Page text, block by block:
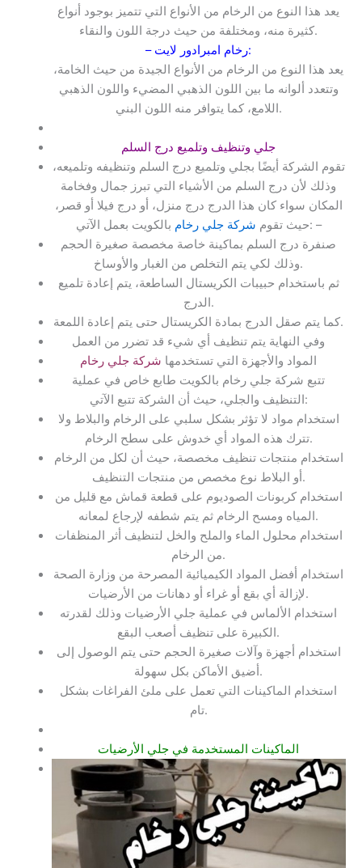
يعد هذا النوع من الرخام من الأنواع التي تتميز بوجود أنواع
كثيرة منه، ومختلفة من حيث درجة اللون والنقاء.
– رخام امبرادور لايت:
يعد هذا النوع من الرخام من الأنواع الجيدة من حيث الخامة،
وتتعدد ألوانه ما بين اللون الذهبي المضيء واللون الذهبي
اللامع، كما يتوافر منه اللون البني.
جلي وتنظيف وتلميع درج السلم
تقوم الشركة أيضًا بجلي وتلميع درج السلم وتنظيفه وتلميعه،
وذلك لأن درج السلم من الأشياء التي تبرز جمال وفخامة
المكان سواء كان هذا الدرج درج منزل، أو درج فيلا أو قصر،
حيث تقوم شركة جلي رخام
بالكويت بعمل الآتي: –
صنفرة درج السلم بماكينة خاصة مخصصة صغيرة الحجم
وذلك لكي يتم التخلص من الغبار والأوساخ.
ثم باستخدام حبيبات الكريستال الساطعة، يتم إعادة تلميع
الدرج.
كما يتم صقل الدرج بمادة الكريستال حتى يتم إعادة اللمعة.
وفي النهاية يتم تنظيف أي شيء قد تضرر من العمل
المواد والأجهزة التي تستخدمها شركة جلي رخام
تتبع شركة جلي رخام بالكويت طابع خاص في عملية
التنظيف والجلي، حيث أن الشركة تتبع الآتي:
استخدام مواد لا تؤثر بشكل سلبي على الرخام والبلاط ولا
تترك هذه المواد أي خدوش على سطح الرخام.
استخدام منتجات تنظيف مخصصة، حيث أن لكل من الرخام
أو البلاط نوع مخصص من منتجات التنظيف.
استخدام كربونات الصوديوم على قطعة قماش مع قليل من
المياه ومسح الرخام ثم يتم شطفه لإرجاع لمعانه.
استخدام محلول الماء والملح والخل لتنظيف أثر المنظفات
من الرخام.
استخدام أفضل المواد الكيميائية المصرحة من وزارة الصحة
لإزالة أي بقع أو غراء أو دهانات من الأرضيات.
استخدام الألماس في عملية جلي الأرضيات وذلك لقدرته
الكبيرة على تنظيف أصعب البقع.
استخدام أجهزة وآلات صغيرة الحجم حتى يتم الوصول إلى
أضيق الأماكن بكل سهولة.
استخدام الماكينات التي تعمل على ملئ الفراغات بشكل
تام.
الماكينات المستخدمة في جلي الأرضيات